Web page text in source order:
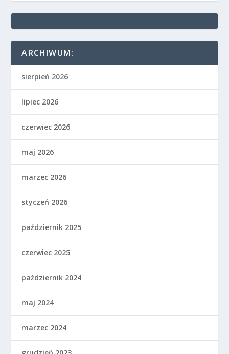
ARCHIWUM:
sierpień 2026
lipiec 2026
czerwiec 2026
maj 2026
marzec 2026
styczeń 2026
październik 2025
czerwiec 2025
październik 2024
maj 2024
marzec 2024